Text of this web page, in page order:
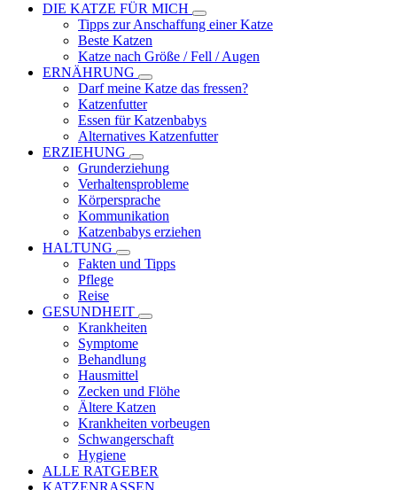
DIE KATZE FÜR MICH
Tipps zur Anschaffung einer Katze
Beste Katzen
Katze nach Größe / Fell / Augen
ERNÄHRUNG
Darf meine Katze das fressen?
Katzenfutter
Essen für Katzenbabys
Alternatives Katzenfutter
ERZIEHUNG
Grunderziehung
Verhaltensprobleme
Körpersprache
Kommunikation
Katzenbabys erziehen
HALTUNG
Fakten und Tipps
Pflege
Reise
GESUNDHEIT
Krankheiten
Symptome
Behandlung
Hausmittel
Zecken und Flöhe
Ältere Katzen
Krankheiten vorbeugen
Schwangerschaft
Hygiene
ALLE RATGEBER
KATZENRASSEN